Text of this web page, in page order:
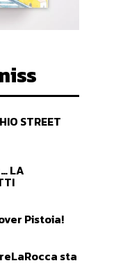
STREET
LA
Pistoia!
sta